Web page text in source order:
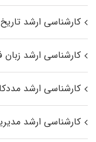
کارشناسی ارشد
کارشناسی ارشد زبان
کارشناسی ارشد
کارشناسی ارشد